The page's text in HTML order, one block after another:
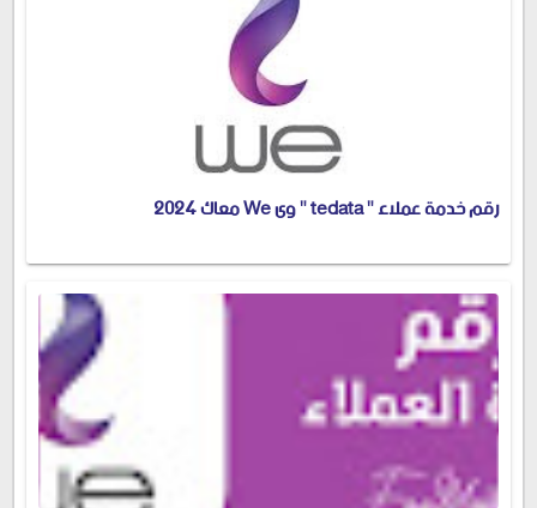
رقم خدمة عملاء " tedata " وى We معاك 2024